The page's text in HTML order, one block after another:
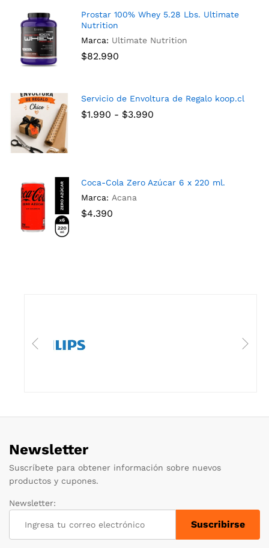
Prostar 100% Whey 5.28 Lbs. Ultimate
Nutrition
Marca: Ultimate Nutrition
$82.990
Servicio de Envoltura de Regalo koop.cl
$1.990 - $3.990
Coca-Cola Zero Azúcar 6 x 220 ml.
Marca: Acana
$4.390
Newsletter
Suscríbete para obtener información sobre nuevos
productos y cupones.
Newsletter: